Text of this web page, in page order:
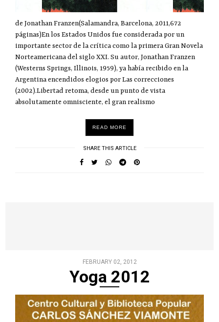
de Jonathan Franzen(Salamandra, Barcelona, 2011,672
páginas)En los Estados Unidos fue considerada por un
importante sector de la crítica como la primera Gran Novela
Norteamericana del siglo XXI. Su autor, Jonathan Franzen
(Westerns Springs, Illinois, 1959), ya había recibido en la
Argentina encendidos elogios por Las correcciones
(2002).Libertad retoma, desde un punto de vista
absolutamente omnisciente, el gran realismo
READ MORE
SHARE THIS ARTICLE
FEBRUARY 02, 2012
Yoga 2012